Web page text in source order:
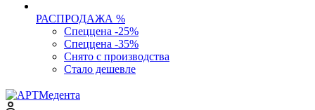
РАСПРОДАЖА %
Спеццена -25%
Спеццена -35%
Снято с производства
Стало дешевле